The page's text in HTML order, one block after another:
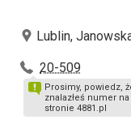
Lublin,
20-509
Prosimy, powiedz,
znalazłeś numer na
stronie 4881.pl